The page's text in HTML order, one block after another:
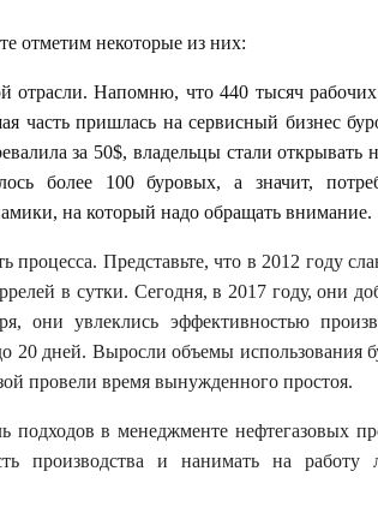
отметим некоторые из них:
отрасли. Напомню, что 440 тысяч
часть пришлась на сервисный бизнес
за 50$, владельцы стали открывать
более 100 буровых, а значит,
на который надо обращать внимание.
Представьте, что в 2012 году
в сутки. Сегодня, в 2017 году, они
они увлеклись эффективностью
20 дней. Выросли объемы использования
провели время вынужденного простоя.
в менеджменте нефтегазовых
производства и нанимать на работу